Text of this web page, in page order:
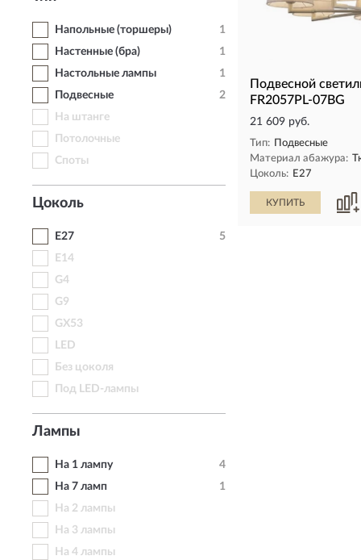
Напольные (торшеры)
1
Настенные (бра)
1
Настольные лампы
1
Подвесные
2
На штанге
Потолочные
Споты
Цоколь
E27
5
E14
G4
G9
GX53
LED
Без цоколя
Под LED-лампы
Лампы
На 1 лампу
4
На 7 ламп
1
На 2 лампы
На 3 лампы
На 4 лампы
Подвесной
FR2057PL-07BG
21 609 руб.
Тип: Подвесные
Материал абажура:
Цоколь: E27
КУПИТЬ